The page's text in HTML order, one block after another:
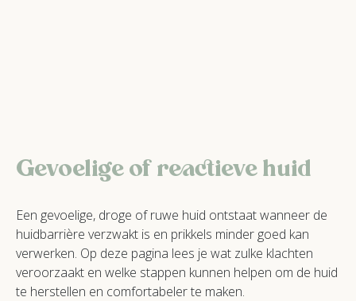
Gevoelige of reactieve huid
Een gevoelige, droge of ruwe huid ontstaat wanneer de
huidbarrière verzwakt is en prikkels minder goed kan
verwerken. Op deze pagina lees je wat zulke klachten
veroorzaakt en welke stappen kunnen helpen om de huid
te herstellen en comfortabeler te maken.